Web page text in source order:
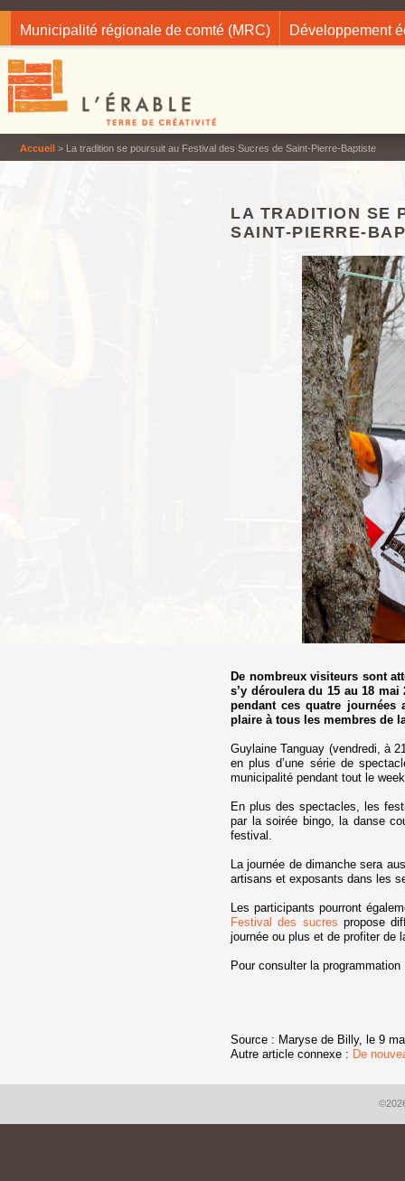
Municipalité régionale de comté (MRC) Développement
Accueil > La tradition se poursuit au Festival des Sucres de Saint-Pierre-Baptiste
LA TRADITION SE
SAINT-PIERRE-
De nombreux visiteurs sont
s’y déroulera du 15 au 18
pendant ces quatre
plaire à tous les membres de
Guylaine Tanguay (vendredi, à
en plus d’une série de
municipalité pendant tout le
En plus des spectacles, les
par la soirée bingo, la danse
festival.
La journée de dimanche sera
artisans et exposants dans les
Les participants pourront
Festival des sucres propose
journée ou plus et de profiter de
Pour consulter la
Source : Maryse de Billy, le 9
Autre article connexe : De